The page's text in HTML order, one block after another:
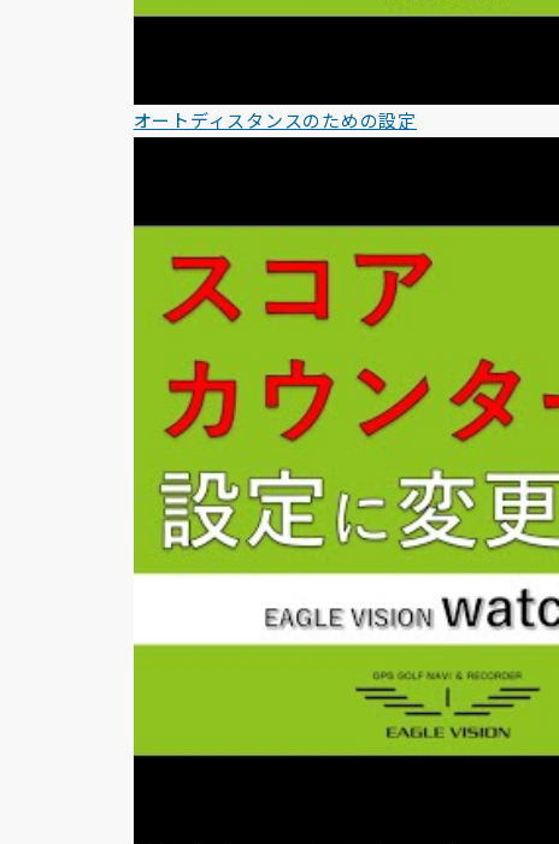
オートディスタンスのための設定